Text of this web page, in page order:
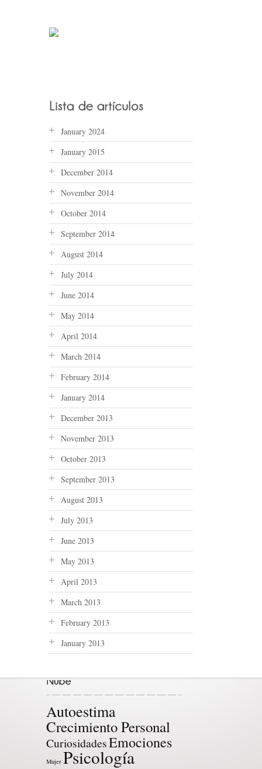
January 2024
January 2015
December 2014
November 2014
October 2014
September 2014
August 2014
July 2014
June 2014
May 2014
April 2014
March 2014
February 2014
January 2014
December 2013
November 2013
October 2013
September 2013
August 2013
July 2013
June 2013
May 2013
April 2013
March 2013
February 2013
January 2013
Autoestima
Crecimiento Personal
CuriosidadesEmociones
Mujer Psicología